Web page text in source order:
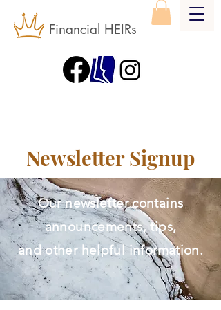
Financial HEIRs
Newsletter Signup
Our newsletter contains
announcements, tips,
and other helpful information.